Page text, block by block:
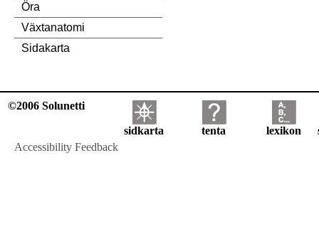
Öra
Växtanatomi
Sidakarta
©2006 Solunetti
sidkarta tenta lexikon
Accessibility Feedback